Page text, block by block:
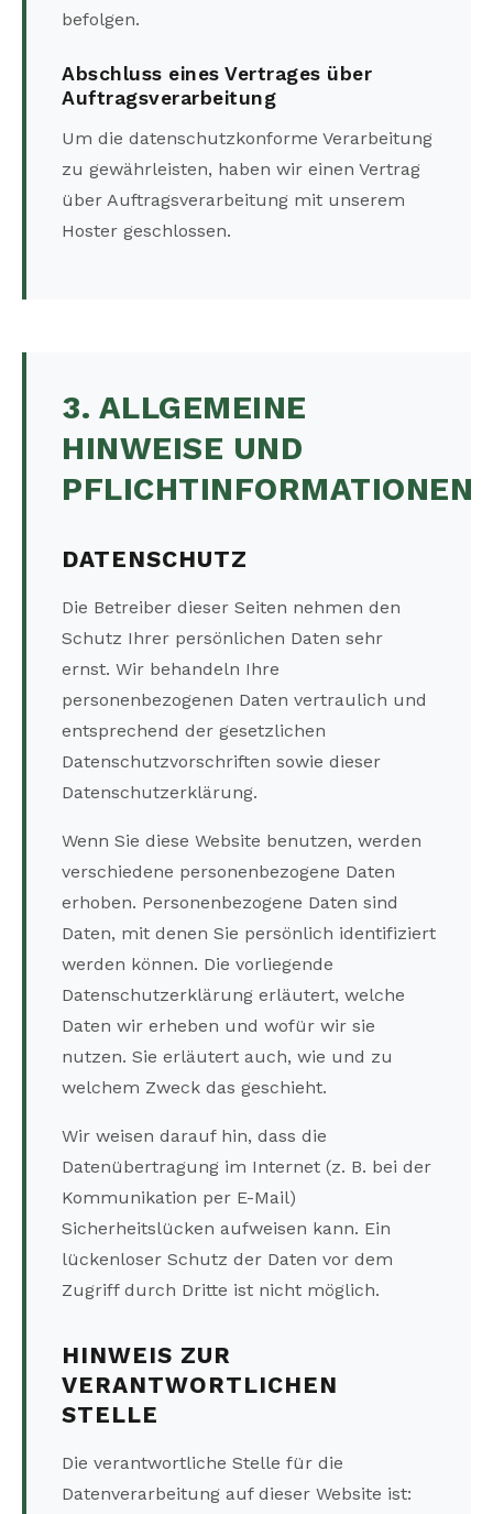
befolgen.
Abschluss eines Vertrages über
Auftragsverarbeitung
Um die datenschutzkonforme Verarbeitung
zu gewährleisten, haben wir einen Vertrag
über Auftragsverarbeitung mit unserem
Hoster geschlossen.
3. ALLGEMEINE
HINWEISE UND
PFLICHTINFORMATIONEN
DATENSCHUTZ
Die Betreiber dieser Seiten nehmen den
Schutz Ihrer persönlichen Daten sehr
ernst. Wir behandeln Ihre
personenbezogenen Daten vertraulich und
entsprechend der gesetzlichen
Datenschutzvorschriften sowie dieser
Datenschutzerklärung.
Wenn Sie diese Website benutzen, werden
verschiedene personenbezogene Daten
erhoben. Personenbezogene Daten sind
Daten, mit denen Sie persönlich identifiziert
werden können. Die vorliegende
Datenschutzerklärung erläutert, welche
Daten wir erheben und wofür wir sie
nutzen. Sie erläutert auch, wie und zu
welchem Zweck das geschieht.
Wir weisen darauf hin, dass die
Datenübertragung im Internet (z. B. bei der
Kommunikation per E-Mail)
Sicherheitslücken aufweisen kann. Ein
lückenloser Schutz der Daten vor dem
Zugriff durch Dritte ist nicht möglich.
HINWEIS ZUR
VERANTWORTLICHEN
STELLE
Die verantwortliche Stelle für die
Datenverarbeitung auf dieser Website ist: